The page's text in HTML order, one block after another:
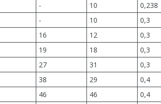
- 10
0,238
- 10
0,3
16 12
0,3
19 18
0,3
27 31
0,3
38 29
0,4
46 46
0,4